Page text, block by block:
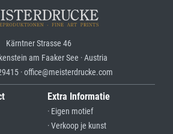
Kärntner Strasse 46
am Faaker See · Austria
· office@meisterdrucke.com
Extra Informatie
· Eigen motief
· Verkoop je kunst